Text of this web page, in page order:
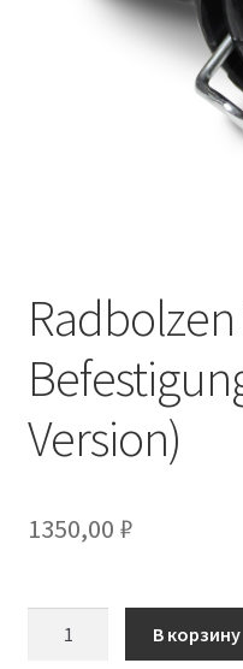
Version)
1350,00 ₽
В корзину